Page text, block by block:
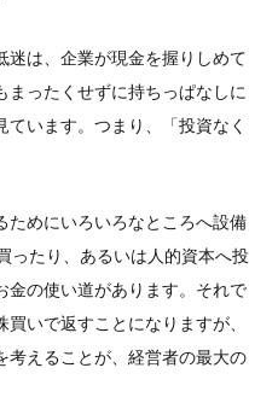
迷は、企業が現金を握りしめて
ったくせずに持ちっぱなしに
います。つまり、「投資なく
ためにいろいろなところへ設備
ったり、あるいは人的資本へ投
金の使い道があります。それで
いで返すことになりますが、
考えることが、経営者の最大の